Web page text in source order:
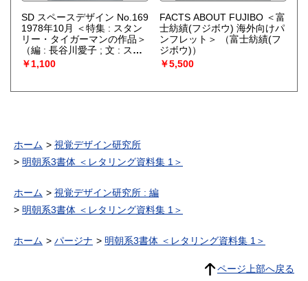
SD スペースデザイン No.169
1978年10月 ＜特集 : スタン
リー・タイガーマンの作品＞
（編 : 長谷川愛子 ; 文 : スタ
ンリー・タイガーマン、ノリ
ー・ミラー）
￥1,100
FACTS ABOUT FUJIBO ＜富
士紡績(フジボウ) 海外向けパ
ンフレット＞
（富士紡績(フ
ジボウ)）
￥5,500
ホーム
視覚デザイン研究所
明朝系3書体 ＜レタリング資料集 1＞
ホーム
視覚デザイン研究所 : 編
明朝系3書体 ＜レタリング資料集 1＞
ホーム パージナ 明朝系3書体 ＜レタリング資料集 1＞
ページ上部へ戻る